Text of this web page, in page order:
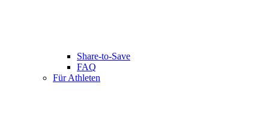
Share-to-Save
FAQ
Für Athleten